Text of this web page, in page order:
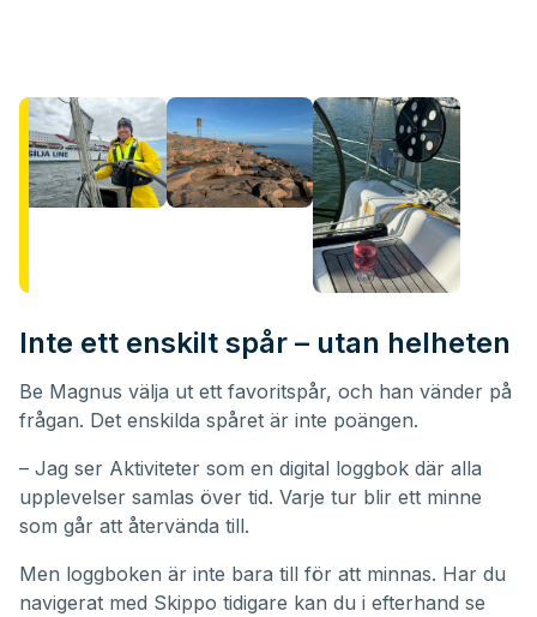
Inte ett enskilt spår – utan helheten
Be Magnus välja ut ett favoritspår, och han vänder på
frågan. Det enskilda spåret är inte poängen.
– Jag ser Aktiviteter som en digital loggbok där alla
upplevelser samlas över tid. Varje tur blir ett minne
som går att återvända till.
Men loggboken är inte bara till för att minnas. Har du
navigerat med Skippo tidigare kan du i efterhand se